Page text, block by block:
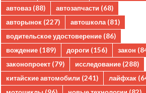
автоваз (88) автозапчасти (68)
авторынок (227) автошкола (81)
водительское удостоверение (86)
вождение (189) дороги (156) закон
законопроект (79) исследование (288)
китайские автомобили (241) лайфхак